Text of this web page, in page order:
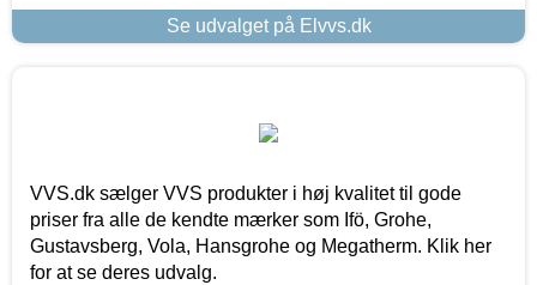
Se udvalget på Elvvs.dk
VVS.dk sælger VVS produkter i høj kvalitet til gode
priser fra alle de kendte mærker som Ifö, Grohe,
Gustavsberg, Vola, Hansgrohe og Megatherm. Klik her
for at se deres udvalg.